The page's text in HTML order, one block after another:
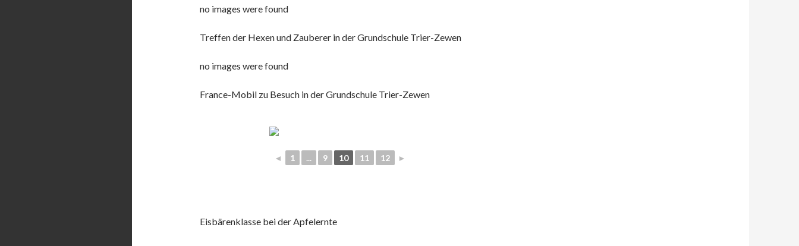
no images were found
Treffen der Hexen und Zauberer in der Grundschule Trier-Zewen
no images were found
France-Mobil zu Besuch in der Grundschule Trier-Zewen
◄ 1 ... 9 10 11 12 ►
Eisbärenklasse bei der Apfelernte